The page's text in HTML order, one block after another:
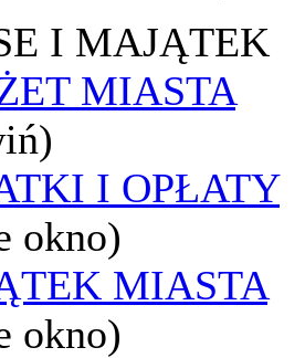
I MAJĄTEK
MIASTA
I OPŁATY
okno)
MIASTA
okno)